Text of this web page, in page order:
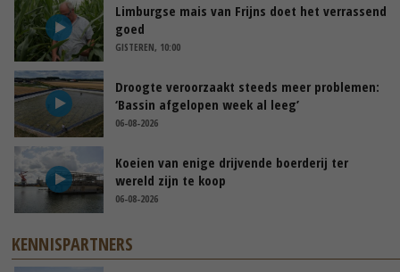
Limburgse mais van Frijns doet het verrassend
goed
GISTEREN, 10:00
Droogte veroorzaakt steeds meer problemen:
‘Bassin afgelopen week al leeg’
06-08-2026
Koeien van enige drijvende boerderij ter
wereld zijn te koop
06-08-2026
KENNISPARTNERS